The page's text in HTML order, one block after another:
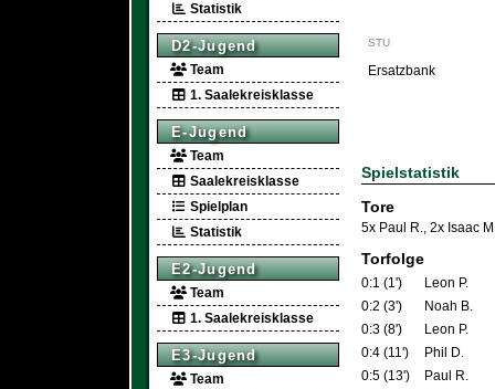
Statistik
D2-Jugend
Team
1. Saalekreisklasse
E-Jugend
Team
Saalekreisklasse
Spielplan
Statistik
E2-Jugend
Team
1. Saalekreisklasse
E3-Jugend
Team
STU
Ersatzbank
Spielstatistik
Tore
5x Paul R., 2x Isaac
Torfolge
0:1 (1')
Leon P.
0:2 (3')
Noah B.
0:3 (8')
Leon P.
0:4 (11')
Phil D.
0:5 (13')
Paul R.